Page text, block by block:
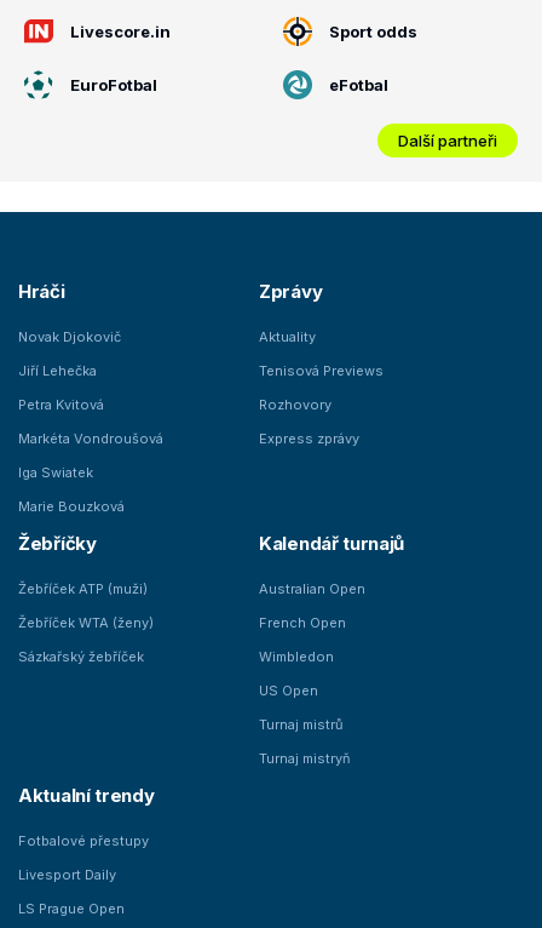
Livescore.in Sport odds
EuroFotbal eFotbal
Další partneři
Hráči
Novak Djokovič
Jiří Lehečka
Petra Kvitová
Markéta Vondroušová
Iga Swiatek
Marie Bouzková
Zprávy
Aktuality
Tenisová Previews
Rozhovory
Express zprávy
Žebříčky
Žebříček ATP (muži)
Žebříček WTA (ženy)
Sázkařský žebříček
Kalendář turnajů
Australian Open
French Open
Wimbledon
US Open
Turnaj mistrů
Turnaj mistryň
Aktualní trendy
Fotbalové přestupy
Livesport Daily
LS Prague Open